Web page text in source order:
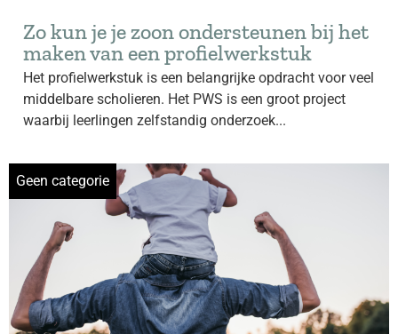
Zo kun je je zoon ondersteunen bij het
maken van een profielwerkstuk
Het profielwerkstuk is een belangrijke opdracht voor veel
middelbare scholieren. Het PWS is een groot project
waarbij leerlingen zelfstandig onderzoek...
Geen categorie